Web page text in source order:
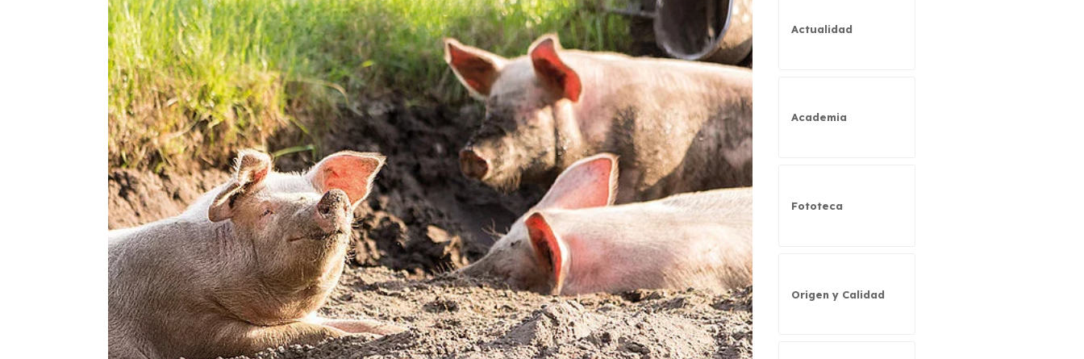
Actualidad
Academia
Fototeca
Origen y Calidad